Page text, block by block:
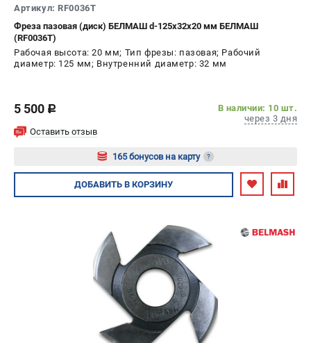
Артикул: RF0036T
Фреза пазовая (диск) БЕЛМАШ d-125х32х20 мм БЕЛМАШ
(RF0036T)
Рабочая высота: 20 мм; Тип фрезы: пазовая; Рабочий
диаметр: 125 мм; Внутренний диаметр: 32 мм
5 500 c
В наличии: 10 шт.
через 3 дня
Оставить отзыв
165 бонусов на карту ?
Авторизуйтесь
ДОБАВИТЬ В КОРЗИНУ